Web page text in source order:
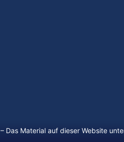
– Das Material auf dieser Website